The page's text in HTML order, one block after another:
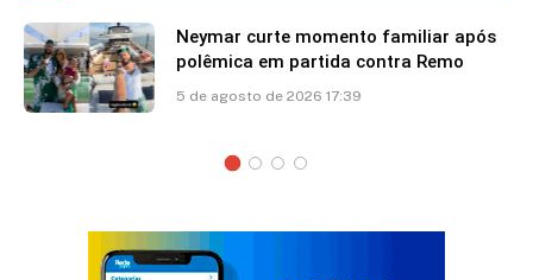
Neymar curte momento familiar após
polêmica em partida contra Remo
5 de agosto de 2026 17:39